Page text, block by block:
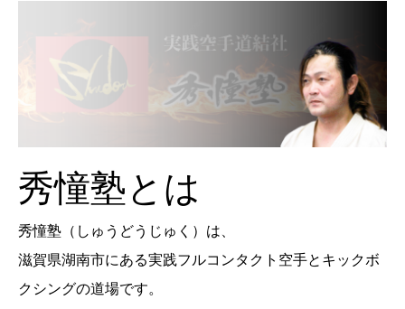
秀憧塾とは
秀憧塾（しゅうどうじゅく）は、
滋賀県湖南市にある実践フルコンタクト空手とキックボ
クシングの道場です。